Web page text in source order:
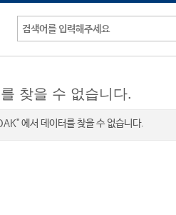
찾을 수 없습니다.
에서 데이터를 찾을 수 없습니다.